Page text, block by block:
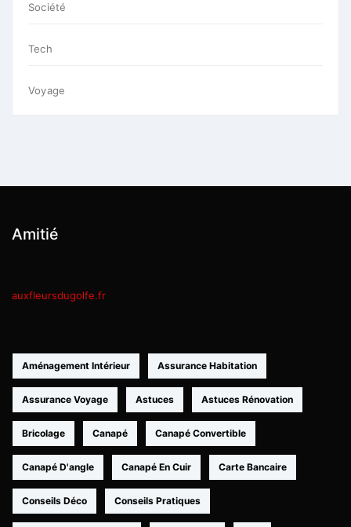
Société
Tech
Voyage
Amitié
auxfleursdugolfe.fr
Aménagement Intérieur Assurance Habitation
Assurance Voyage Astuces Astuces Rénovation
Bricolage Canapé Canapé Convertible
Canapé D'angle Canapé En Cuir Carte Bancaire
Conseils Déco Conseils Pratiques